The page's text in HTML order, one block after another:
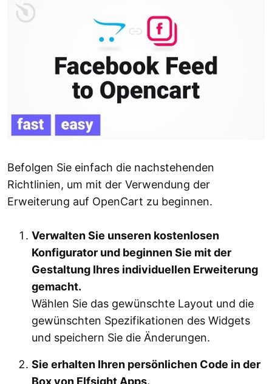
Befolgen Sie einfach die nachstehenden
Richtlinien, um mit der Verwendung der
Erweiterung auf OpenCart zu beginnen.
Verwalten Sie unseren kostenlosen
Konfigurator und beginnen Sie mit der
Gestaltung Ihres individuellen Erweiterung
gemacht.
Wählen Sie das gewünschte Layout und die
gewünschten Spezifikationen des Widgets
und speichern Sie die Änderungen.
Sie erhalten Ihren persönlichen Code in der
Box von Elfsight Apps.